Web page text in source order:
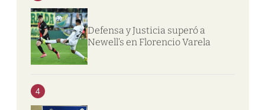
Defensa y Justicia superó a
Newell’s en Florencio Varela
4